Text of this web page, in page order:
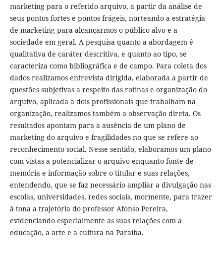
marketing para o referido arquivo, a partir da análise de
seus pontos fortes e pontos frágeis, norteando a estratégia
de marketing para alcançarmos o público-alvo e a
sociedade em geral. A pesquisa quanto a abordagem é
qualitativa de caráter descritiva, e quanto ao tipo, se
caracteriza como bibliográfica e de campo. Para coleta dos
dados realizamos entrevista dirigida, elaborada a partir de
questões subjetivas a respeito das rotinas e organização do
arquivo, aplicada a dois profissionais que trabalham na
organização, realizamos também a observação direta. Os
resultados apontam para a ausência de um plano de
marketing do arquivo e fragilidades no que se refere ao
reconhecimento social. Nesse sentido, elaboramos um plano
com vistas a potencializar o arquivo enquanto fonte de
memória e informação sobre o titular e suas relações,
entendendo, que se faz necessário ampliar a divulgação nas
escolas, universidades, redes sociais, mormente, para trazer
à tona a trajetória do professor Afonso Pereira,
evidenciando especialmente as suas relações com a
educação, a arte e a cultura na Paraíba.